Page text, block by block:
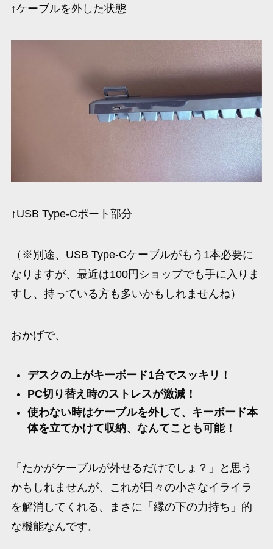
↑ケーブルを外した状態
↑USB Type-Cポート部分
（※別途、USB Type-Cケーブルがもう1本必要に
なりますが、最近は100円ショップでも手に入りま
すし、持っている方も多いかもしれませんね）
おかげで、
デスクの上がキーボード1台でスッキリ！
PC切り替え時のストレスが激減！
使わない時はケーブルを外して、キーボード本
体を立てかけて収納、なんてことも可能！
「たかがケーブルが外せるだけでしょ？」と思う
かもしれませんが、これが日々の小さなイライラ
を解消してくれる、まさに「縁の下の力持ち」的
な機能なんです。